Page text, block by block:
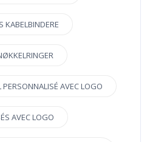
KABELBINDERE
PERSONNALISÉ AVEC LOGO
AVEC LOGO